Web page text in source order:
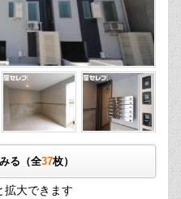
る（全37枚）
大できます